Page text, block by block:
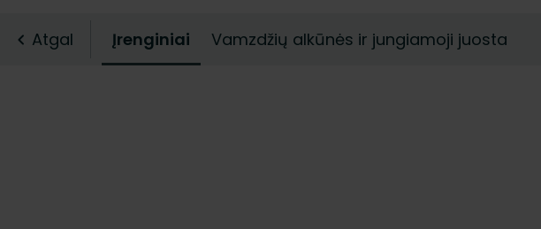
Atgal Įrenginiai Vamzdžių alkūnės ir jungiamoji juosta